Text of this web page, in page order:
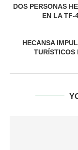
DOS PERSONAS
EN LA TF-
HECANSA
TURÍSTICOS